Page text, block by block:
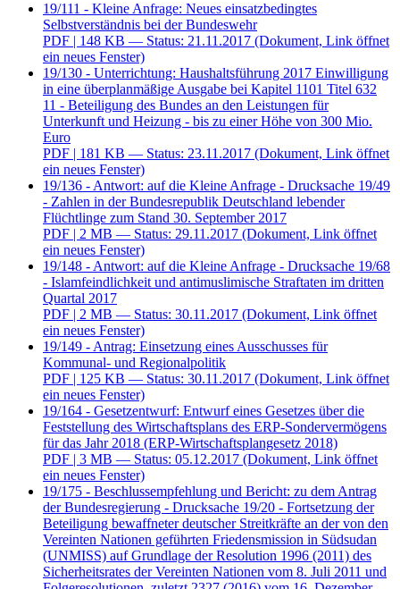
19/111 - Kleine Anfrage: Neues einsatzbedingtes
Selbstverständnis bei der Bundeswehr
PDF | 148 KB — Status: 21.11.2017 (Dokument, Link öffnet
ein neues Fenster)
19/130 - Unterrichtung: Haushaltsführung 2017 Einwilligung
in eine überplanmäßige Ausgabe bei Kapitel 1101 Titel 632
11 - Beteiligung des Bundes an den Leistungen für
Unterkunft und Heizung - bis zu einer Höhe von 300 Mio.
Euro
PDF | 181 KB — Status: 23.11.2017 (Dokument, Link öffnet
ein neues Fenster)
19/136 - Antwort: auf die Kleine Anfrage - Drucksache 19/49
- Zahlen in der Bundesrepublik Deutschland lebender
Flüchtlinge zum Stand 30. September 2017
PDF | 2 MB — Status: 29.11.2017 (Dokument, Link öffnet
ein neues Fenster)
19/148 - Antwort: auf die Kleine Anfrage - Drucksache 19/68
- Islamfeindlichkeit und antimuslimische Straftaten im dritten
Quartal 2017
PDF | 2 MB — Status: 30.11.2017 (Dokument, Link öffnet
ein neues Fenster)
19/149 - Antrag: Einsetzung eines Ausschusses für
Kommunal- und Regionalpolitik
PDF | 125 KB — Status: 30.11.2017 (Dokument, Link öffnet
ein neues Fenster)
19/164 - Gesetzentwurf: Entwurf eines Gesetzes über die
Feststellung des Wirtschaftsplans des ERP-Sondervermögens
für das Jahr 2018 (ERP-Wirtschaftsplangesetz 2018)
PDF | 3 MB — Status: 05.12.2017 (Dokument, Link öffnet
ein neues Fenster)
19/175 - Beschlussempfehlung und Bericht: zu dem Antrag
der Bundesregierung - Drucksache 19/20 - Fortsetzung der
Beteiligung bewaffneter deutscher Streitkräfte an der von den
Vereinten Nationen geführten Friedensmission in Südsudan
(UNMISS) auf Grundlage der Resolution 1996 (2011) des
Sicherheitsrates der Vereinten Nationen vom 8. Juli 2011 und